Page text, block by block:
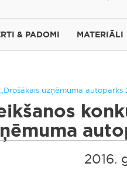
& PADOMI MATERIĀLI
uzņēmuma autoparks
2016.